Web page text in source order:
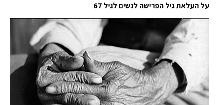
על העלאת גיל הפרישה לנשים לגיל 67